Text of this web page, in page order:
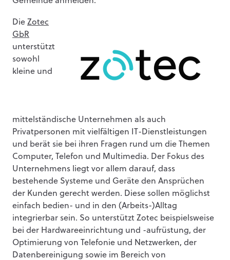
Die Zotec
GbR
unterstützt
sowohl
kleine und
mittelständische Unternehmen als auch
Privatpersonen mit vielfältigen IT-Dienstleistungen
und berät sie bei ihren Fragen rund um die Themen
Computer, Telefon und Multimedia. Der Fokus des
Unternehmens liegt vor allem darauf, dass
bestehende Systeme und Geräte den Ansprüchen
der Kunden gerecht werden. Diese sollen möglichst
einfach bedien- und in den (Arbeits-)Alltag
integrierbar sein. So unterstützt Zotec beispielsweise
bei der Hardwareeinrichtung und -aufrüstung, der
Optimierung von Telefonie und Netzwerken, der
Datenbereinigung sowie im Bereich von